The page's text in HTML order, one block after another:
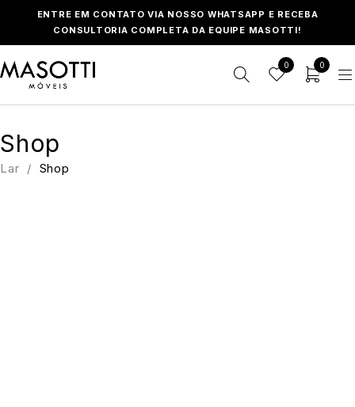
ENTRE EM CONTATO VIA NOSSO WHATSAPP E RECEBA
CONSULTORIA COMPLETA DA EQUIPE MASOTTI!
0 0
Shop
Lar / Shop